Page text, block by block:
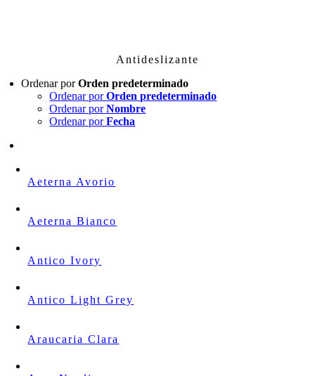
Antideslizante
Ordenar porOrden predeterminado
Ordenar porOrden predeterminado
Ordenar porNombre
Ordenar porFecha
Aeterna Avorio
Aeterna Bianco
Antico Ivory
Antico Light Grey
Araucaria Clara